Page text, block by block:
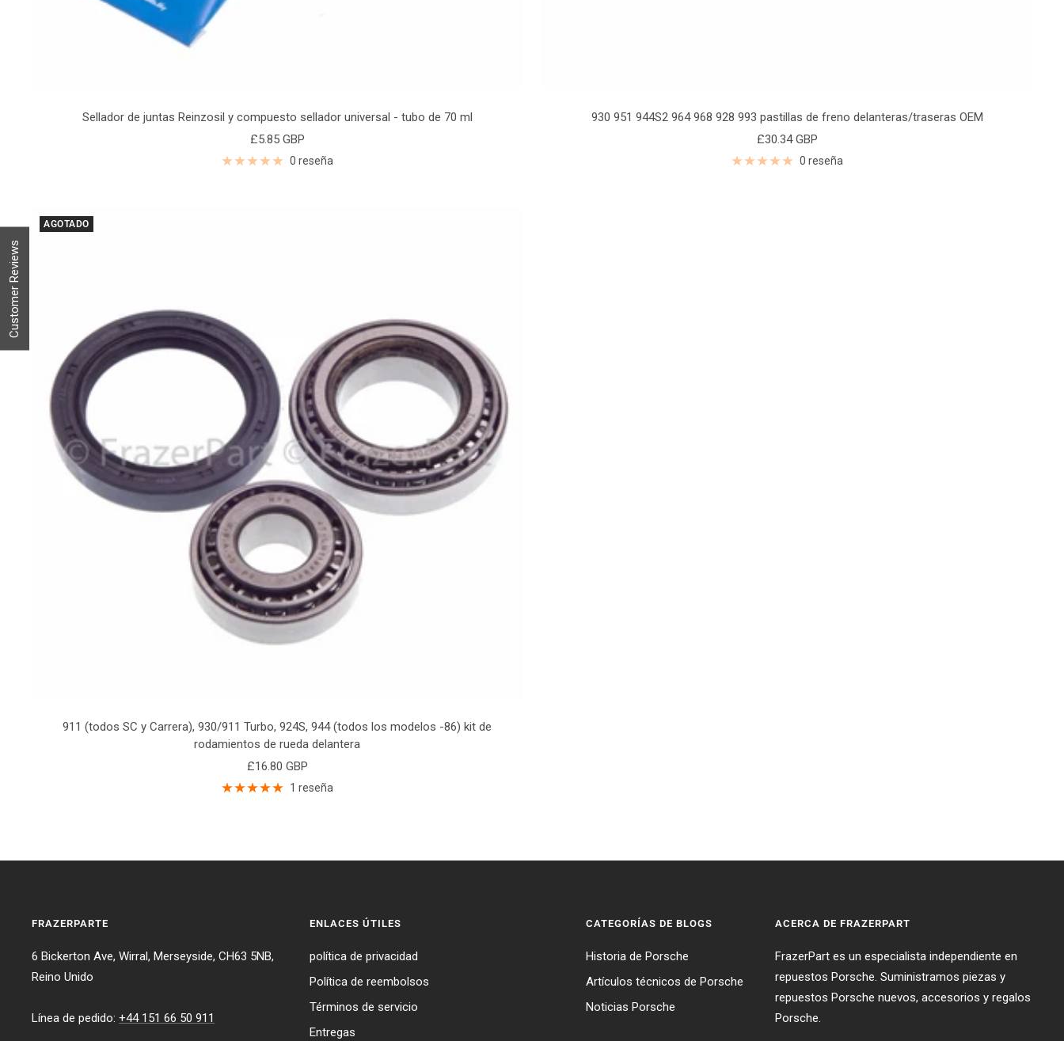
Sellador de juntas Reinzosil y compuesto sellador universal - tubo de 70 ml
Precio
de
£5.85 GBP
0 reseña
930 951 944S2 964 968 928 993 pastillas de freno delanteras/traseras OEM
Precio
de
£30.34 GBP
0 reseña
AGOTADO
911 (todos SC y Carrera), 930/911 Turbo, 924S, 944 (todos los modelos -86) kit de
rodamientos de rueda delantera
Precio
de
£16.80 GBP
1 reseña
FRAZERPARTE
6 Bickerton Ave, Wirral, Merseyside, CH63 5NB,
Reino Unido
Línea de pedido: +44 151 66 50 911
ENLACES ÚTILES
política de privacidad
Política de reembolsos
Términos de servicio
Entregas
CATEGORÍAS DE BLOGS
Historia de Porsche
Artículos técnicos de Porsche
Noticias Porsche
ACERCA DE FRAZERPART
FrazerPart es un especialista independiente en
repuestos Porsche. Suministramos piezas y
repuestos Porsche nuevos, accesorios y regalos
Porsche.
Customer Reviews